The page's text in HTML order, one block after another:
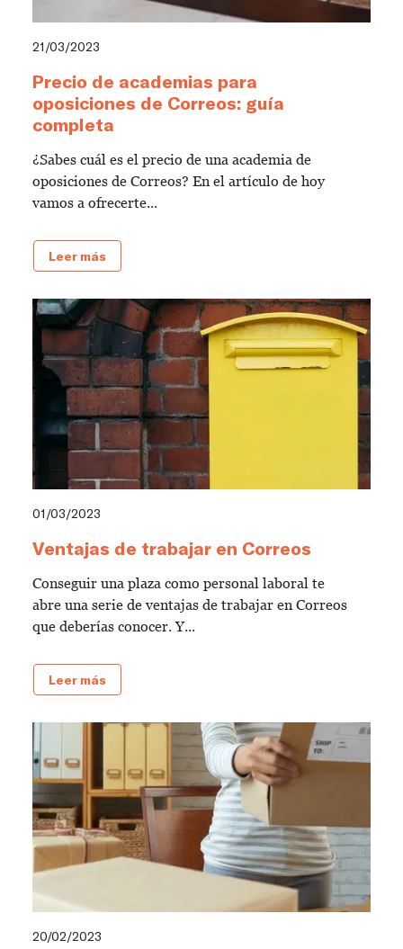
21/03/2023
Precio de academias para
oposiciones de Correos: guía
completa
¿Sabes cuál es el precio de una academia de
oposiciones de Correos? En el artículo de hoy
vamos a ofrecerte...
Leer más
01/03/2023
Ventajas de trabajar en Correos
Conseguir una plaza como personal laboral te
abre una serie de ventajas de trabajar en Correos
que deberías conocer. Y...
Leer más
20/02/2023